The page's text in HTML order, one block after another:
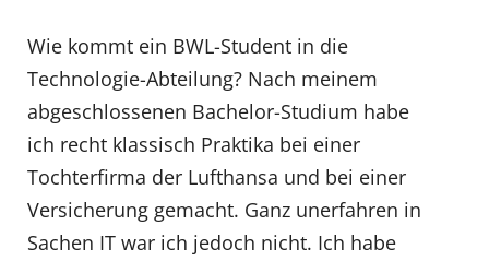
Wie kommt ein BWL-Student in die
Technologie-Abteilung? Nach meinem
abgeschlossenen Bachelor-Studium habe
ich recht klassisch Praktika bei einer
Tochterfirma der Lufthansa und bei einer
Versicherung gemacht. Ganz unerfahren in
Sachen IT war ich jedoch nicht. Ich habe